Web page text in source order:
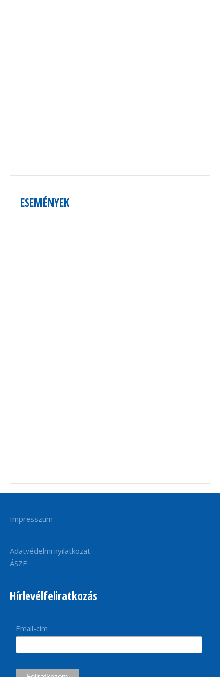
ESEMÉNYEK
Impresszum
Adatvédelmi nyilatkozat
ÁSZF
Hírlevélfeliratkozás
Email-cím